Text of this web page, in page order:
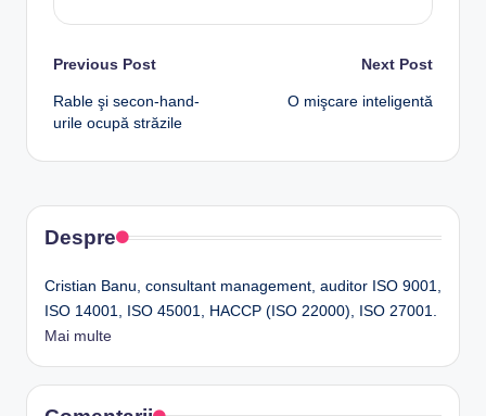
Post
navigation
Previous Post
Rable şi secon-hand-
urile ocupă străzile
Next Post
O mişcare inteligentă
Despre
Cristian Banu, consultant management, auditor ISO 9001,
ISO 14001, ISO 45001, HACCP (ISO 22000), ISO 27001.
Mai multe